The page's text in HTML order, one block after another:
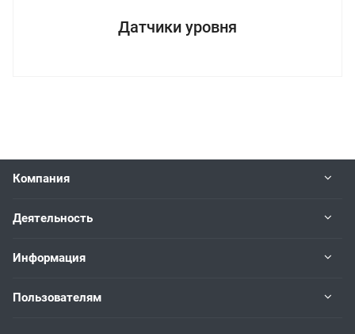
Датчики уровня
Компания
Деятельность
Информация
Пользователям